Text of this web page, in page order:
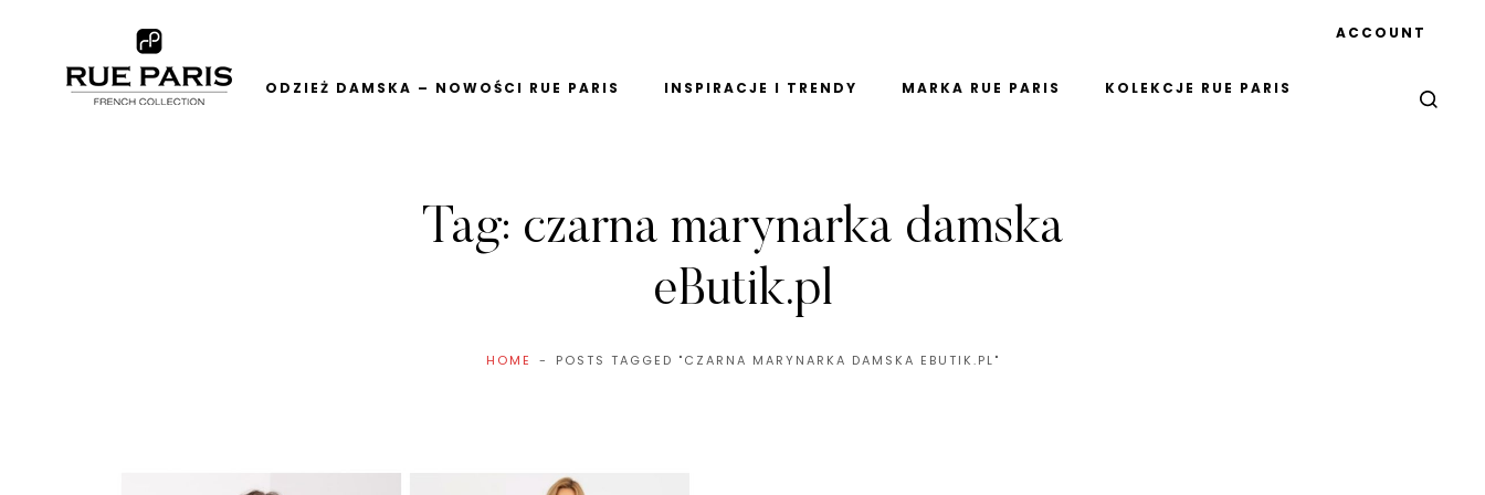
ODZIEŻ DAMSKA – NOWOŚCI RUE PARIS INSPIRACJE I TRENDY MARKA RUE PARIS KOLEKCJE RUE PARIS
ACCOUNT
Tag: czarna marynarka damska
eButik.pl
HOME POSTS TAGGED "CZARNA MARYNARKA DAMSKA EBUTIK.PL"